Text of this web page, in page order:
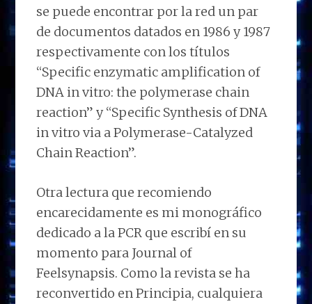
se puede encontrar por la red un par
de documentos datados en 1986 y 1987
respectivamente con los títulos
“Specific enzymatic amplification of
DNA in vitro: the polymerase chain
reaction” y “Specific Synthesis of DNA
in vitro via a Polymerase-Catalyzed
Chain Reaction”.
Otra lectura que recomiendo
encarecidamente es mi monográfico
dedicado a la PCR que escribí en su
momento para Journal of
Feelsynapsis. Como la revista se ha
reconvertido en Principia, cualquiera